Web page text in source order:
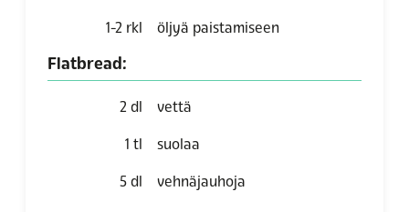
1-2 rkl öljyä paistamiseen
Flatbread:
2 dl vettä
1 tl suolaa
5 dl vehnäjauhoja